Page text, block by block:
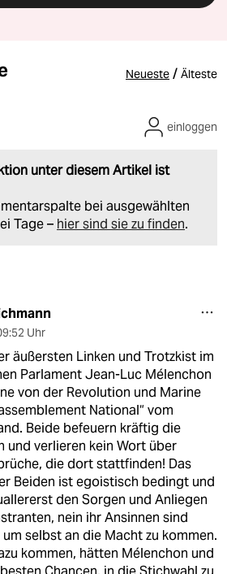
Neueste / Älteste
unter diesem Artikel ist
bei ausgewählten
Tage – hier sind sie zu finden.
einloggen
Uhr
äußersten Linken und Trotzkist im
Parlament Jean-Luc Mélenchon
von der Revolution und Marine
National“ vom
Beide befeuern kräftig die
und verlieren kein Wort über
die dort stattfinden! Das
Beiden ist egoistisch bedingt und
den Sorgen und Anliegen
nein ihr Ansinnen sind
um selbst an die Macht zu kommen.
kommen, hätten Mélenchon und